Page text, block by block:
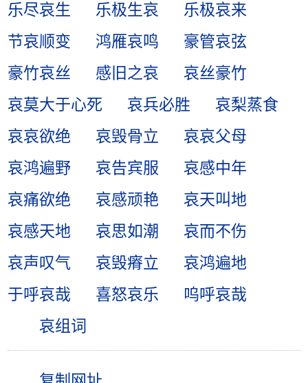
乐尽哀生
乐极生哀
乐极哀来
节哀顺变
鸿雁哀鸣
豪管哀弦
豪竹哀丝
感旧之哀
哀丝豪竹
哀莫大于心死
哀兵必胜
哀梨蒸食
哀哀欲绝
哀毁骨立
哀哀父母
哀鸿遍野
哀告宾服
哀感中年
哀痛欲绝
哀感顽艳
哀天叫地
哀感天地
哀思如潮
哀而不伤
哀声叹气
哀毁瘠立
哀鸿遍地
于呼哀哉
喜怒哀乐
呜呼哀哉
哀组词